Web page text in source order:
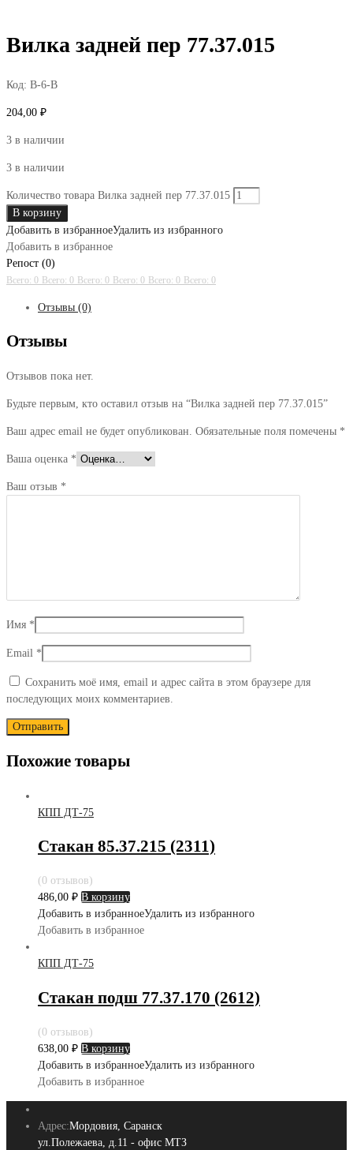
Вилка задней пер 77.37.015
Код: В-6-В
204,00 ₽
3 в наличии
3 в наличии
Количество товара Вилка задней пер 77.37.015
В корзину
Добавить в избранноеУдалить из избранного
Добавить в избранное
Репост (0)
Всего: 0 Всего: 0 Всего: 0 Всего: 0 Всего: 0 Всего: 0
Отзывы (0)
Отзывы
Отзывов пока нет.
Будьте первым, кто оставил отзыв на “Вилка задней пер 77.37.015”
Ваш адрес email не будет опубликован. Обязательные поля помечены *
Ваша оценка *
Ваш отзыв *
Имя *
Email *
Сохранить моё имя, email и адрес сайта в этом браузере для
последующих моих комментариев.
Похожие товары
КПП ДТ-75
Стакан 85.37.215 (2311)
(0 отзывов)
486,00 ₽ В корзину
Добавить в избранноеУдалить из избранного
Добавить в избранное
КПП ДТ-75
Стакан подш 77.37.170 (2612)
(0 отзывов)
638,00 ₽ В корзину
Добавить в избранноеУдалить из избранного
Добавить в избранное
Адрес:Мордовия, Саранск
ул.Полежаева, д.11 - офис МТЗ